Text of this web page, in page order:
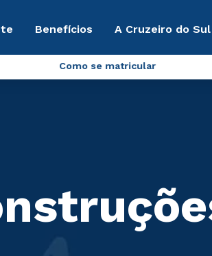
Benefícios A Cruzeiro do
Como se matricular